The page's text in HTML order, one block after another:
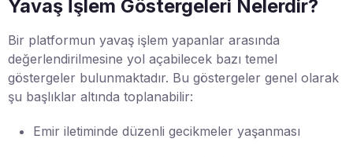
Yavaş İşlem Göstergeleri Nelerdir?
Bir platformun yavaş işlem yapanlar arasında
değerlendirilmesine yol açabilecek bazı temel
göstergeler bulunmaktadır. Bu göstergeler genel olarak
şu başlıklar altında toplanabilir:
Emir iletiminde düzenli gecikmeler yaşanması